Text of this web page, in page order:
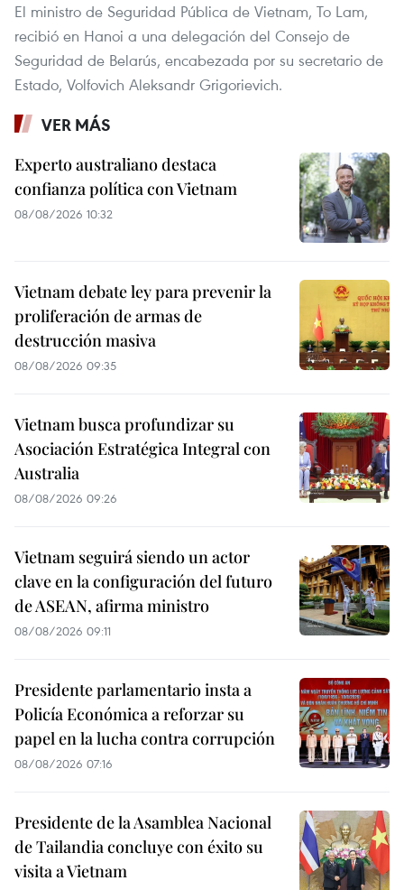
El ministro de Seguridad Pública de Vietnam, To Lam,
recibió en Hanoi a una delegación del Consejo de
Seguridad de Belarús, encabezada por su secretario de
Estado, Volfovich Aleksandr Grigorievich.
VER MÁS
Experto australiano destaca
confianza política con Vietnam
08/08/2026 10:32
Vietnam debate ley para prevenir la
proliferación de armas de
destrucción masiva
08/08/2026 09:35
Vietnam busca profundizar su
Asociación Estratégica Integral con
Australia
08/08/2026 09:26
Vietnam seguirá siendo un actor
clave en la configuración del futuro
de ASEAN, afirma ministro
08/08/2026 09:11
Presidente parlamentario insta a
Policía Económica a reforzar su
papel en la lucha contra corrupción
08/08/2026 07:16
Presidente de la Asamblea Nacional
de Tailandia concluye con éxito su
visita a Vietnam